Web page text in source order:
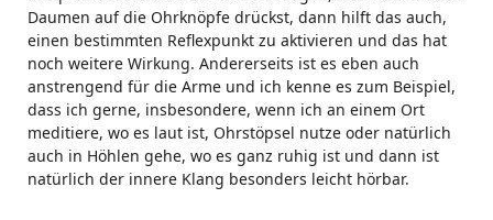
Daumen auf die Ohrknöpfe drückst, dann hilft das auch,
einen bestimmten Reflexpunkt zu aktivieren und das hat
noch weitere Wirkung. Andererseits ist es eben auch
anstrengend für die Arme und ich kenne es zum Beispiel,
dass ich gerne, insbesondere, wenn ich an einem Ort
meditiere, wo es laut ist, Ohrstöpsel nutze oder natürlich
auch in Höhlen gehe, wo es ganz ruhig ist und dann ist
natürlich der innere Klang besonders leicht hörbar.